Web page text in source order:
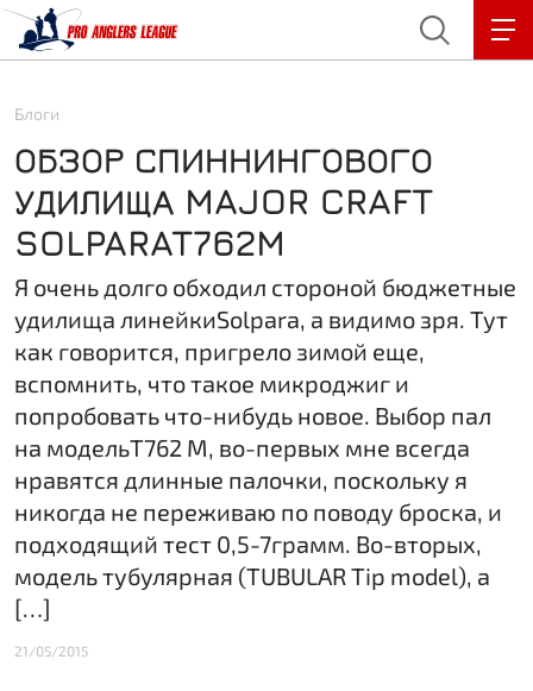
3
3
Блоги
ОБЗОР СПИННИНГОВОГО
УДИЛИЩА MAJOR CRAFT
SOLPARAT762M
Я очень долго обходил стороной бюджетные
удилища линейкиSolpara, а видимо зря. Тут
как говорится, пригрело зимой еще,
вспомнить, что такое микроджиг и
попробовать что-нибудь новое. Выбор пал
на модельT762 M, во-первых мне всегда
нравятся длинные палочки, поскольку я
никогда не переживаю по поводу броска, и
подходящий тест 0,5-7грамм. Во-вторых,
модель тубулярная (TUBULAR Tip model), а
[…]
21/05/2015